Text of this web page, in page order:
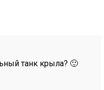
танк крыла? 🙂